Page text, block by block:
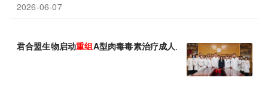
2026-06-07
君合盟生物启动重组A型肉毒毒素治疗成人上肢痉挛状态临床III期